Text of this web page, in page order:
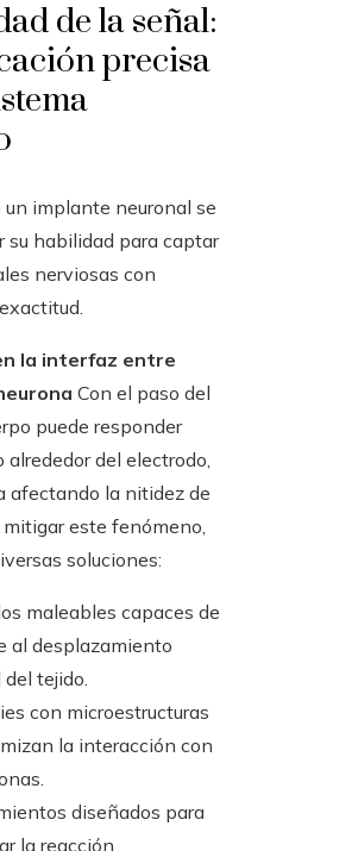
de la señal:
precisa
un implante neuronal se
su habilidad para captar
nerviosas con
la interfaz entre
Con el paso del
puede responder
alrededor del electrodo,
afectando la nitidez de
mitigar este fenómeno,
soluciones:
maleables capaces de
al desplazamiento
tejido.
con microestructuras
la interacción con
diseñados para
la reacción